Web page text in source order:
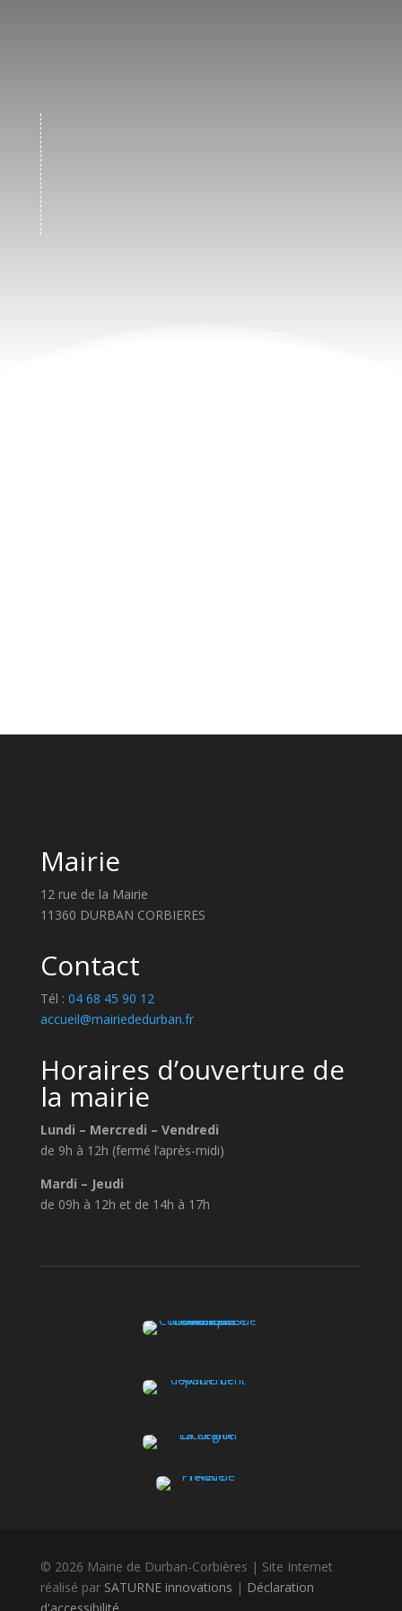
Mairie
12 rue de la Mairie
11360 DURBAN CORBIERES
Contact
Tél : 04 68 45 90 12
accueil@mairiededurban.fr
Horaires d’ouverture de
la mairie
Lundi – Mercredi – Vendredi
de 9h à 12h (fermé l’après-midi)
Mardi – Jeudi
de 09h à 12h et de 14h à 17h
© 2026 Mairie de Durban-Corbières | Site Internet
réalisé par SATURNE innovations | Déclaration